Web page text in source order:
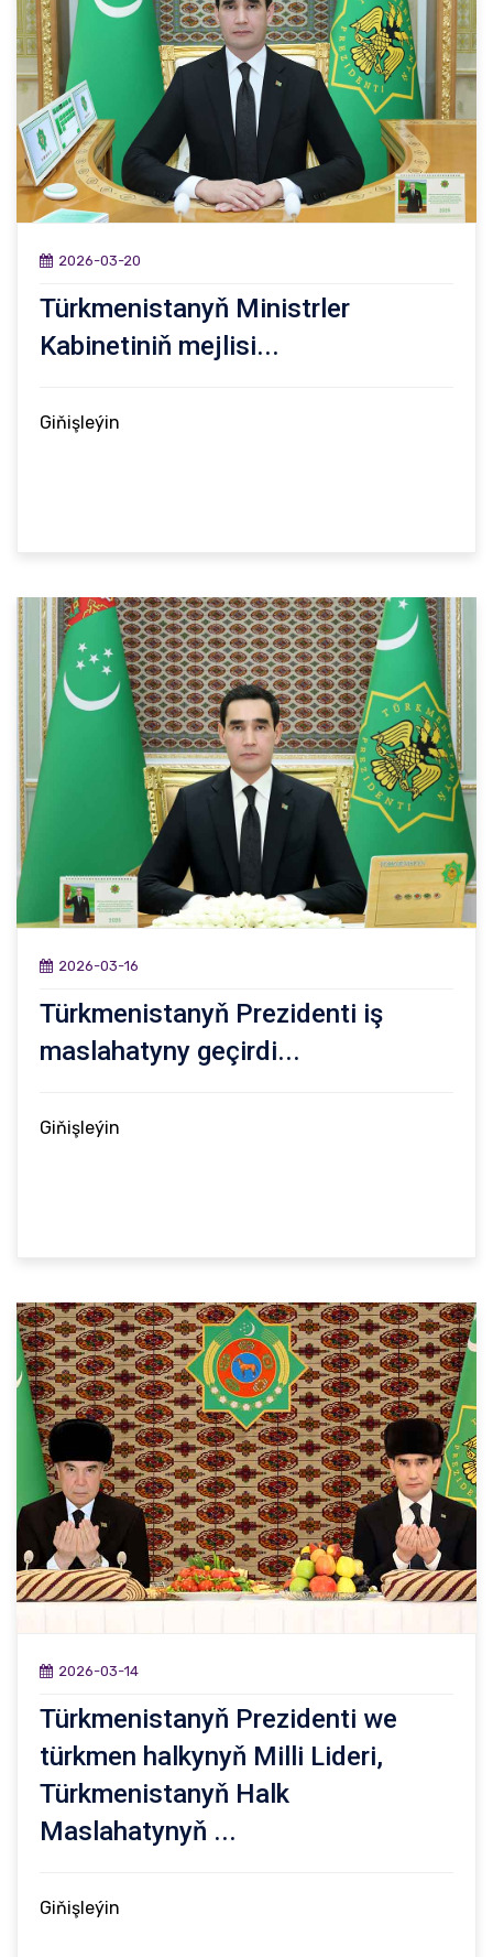
2026-03-20
Türkmenistanyň Ministrler
Kabinetiniň mejlisi...
Giňişleýin
2026-03-16
Türkmenistanyň Prezidenti iş
maslahatyny geçirdi...
Giňişleýin
2026-03-14
Türkmenistanyň Prezidenti we
türkmen halkynyň Milli Lideri,
Türkmenistanyň Halk
Maslahatynyň ...
Giňişleýin